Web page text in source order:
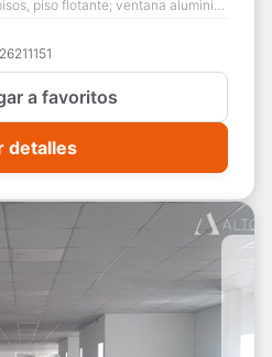
piso flotante; ventana aluminio,
a favoritos
detalles